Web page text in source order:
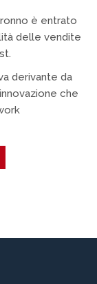
è entrato
delle vendite
derivante da
che